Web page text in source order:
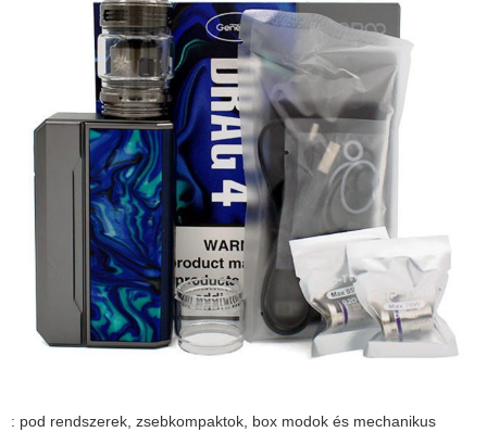
: pod rendszerek, zsebkompaktok, box modok és mechanikus